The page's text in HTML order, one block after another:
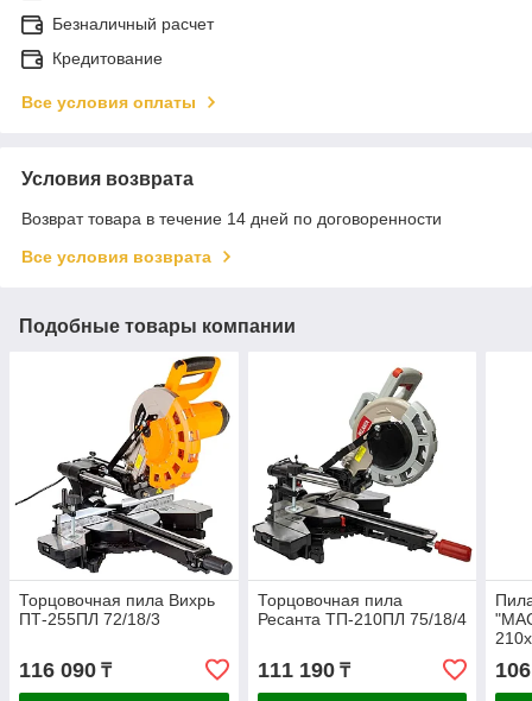
Безналичный расчет
Кредитование
Все условия оплаты
Условия возврата
Возврат товара в течение 14 дней по договоренности
Все условия возврата
Подобные товары компании
Торцовочная пила Вихрь
ПТ-255ПЛ 72/18/3
116 090 ₸
Торцовочная пила
Ресанта ТП-210ПЛ 75/18/4
111 190₸